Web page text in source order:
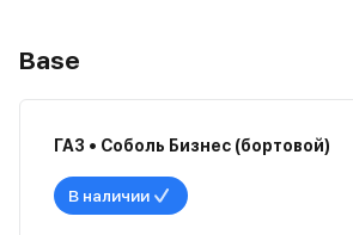
Base
ГАЗ • Соболь Бизнес (бортовой)
В наличии